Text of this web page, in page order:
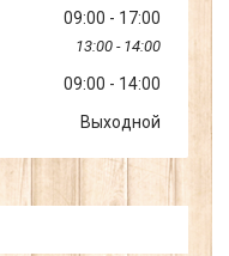
09:00 17:00
13:00 14:00
09:00
14:00
Выходной